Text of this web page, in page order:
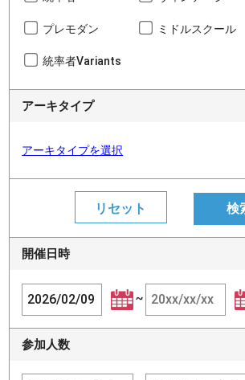
プレモダン ミドルスクール
統率者Variants
アーキタイプ
アーキタイプを選択
開催日時
~
参加人数